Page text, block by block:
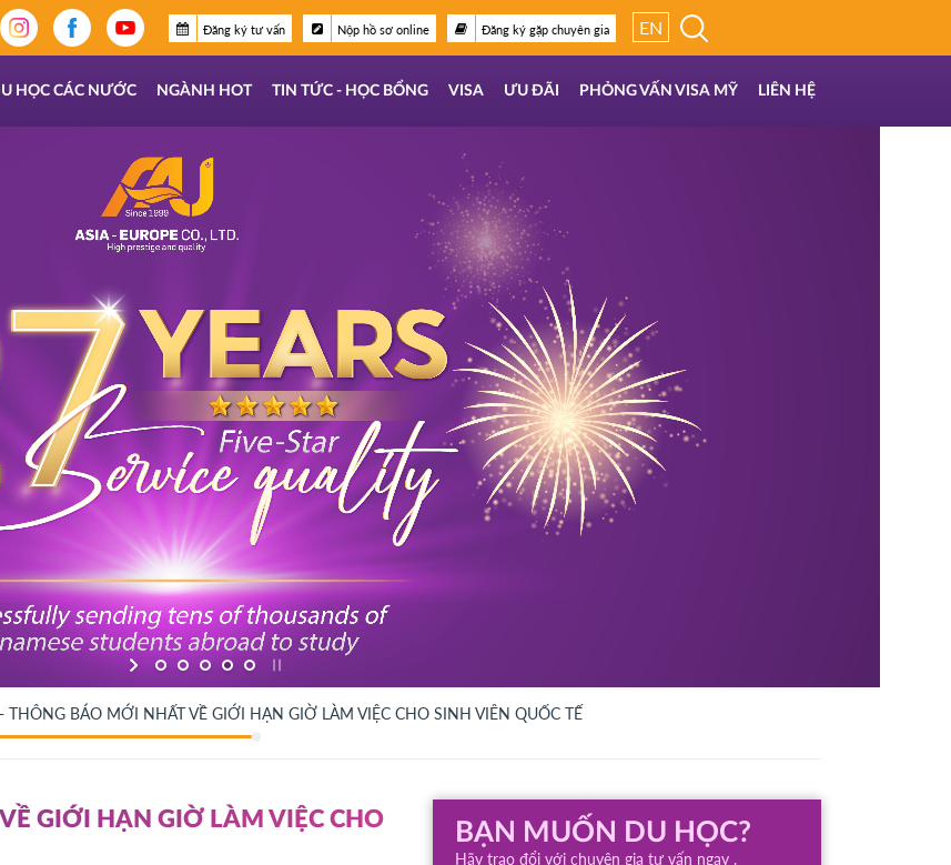
Đăng ký tư vấn Nộp hồ sơ online Đăng ký gặp chuyên gia EN
HỌC CÁC NƯỚC NGÀNH HOT TIN TỨC - HỌC BỔNG VISA ƯU ĐÃI PHỎNG VẤN VISA MỸ LIÊN HỆ
THÔNG BÁO MỚI NHẤT VỀ GIỚI HẠN GIỜ LÀM VIỆC CHO SINH VIÊN QUỐC TẾ
GIỚI HẠN GIỜ LÀM VIỆC CHO
BẠN MUỐN DU HỌC?
Hãy trao đổi với chuyên gia tư vấn ngay .